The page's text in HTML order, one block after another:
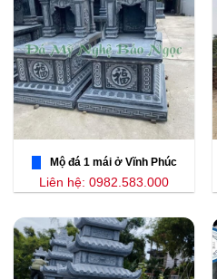
Mộ đá 1 mái ở Vĩnh Phúc
Liên hệ: 0982.583.000